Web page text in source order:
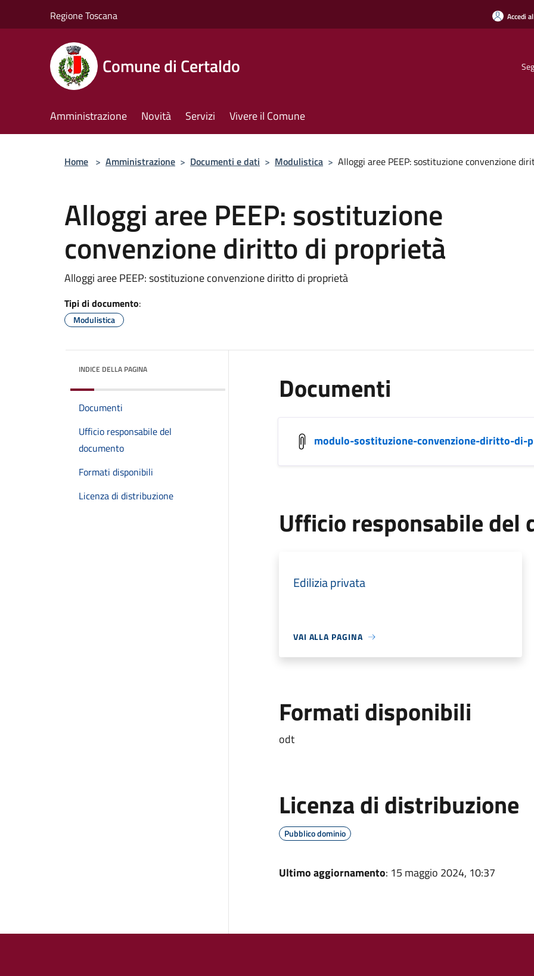
Regione Toscana Accedi
Comune di Certaldo
Amministrazione Novità Servizi Vivere il Comune
Home > Amministrazione > Documenti e dati > Modulistica > Alloggi aree PEEP: sostituzione convenzione
Alloggi aree PEEP: sostituzione
convenzione diritto di proprietà
Alloggi aree PEEP: sostituzione convenzione diritto di proprietà
Tipi di documento:
Modulistica
INDICE DELLA PAGINA
Documenti
Ufficio responsabile del
documento
Formati disponibili
Licenza di distribuzione
Documenti
modulo-sostituzione-convenzione-diritto-
Ufficio responsabile del
Edilizia privata
VAI ALLA PAGINA
Formati disponibili
odt
Licenza di distribuzione
Pubblico dominio
Ultimo aggiornamento: 15 maggio 2024, 10:37